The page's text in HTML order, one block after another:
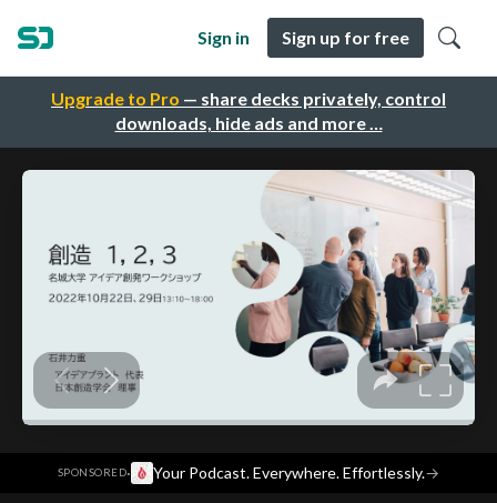
Upgrade to Pro — share decks privately, control
downloads, hide ads and more …
Sign in Sign up for free
SPONSORED· Your Podcast. Everywhere. Effortlessly.→